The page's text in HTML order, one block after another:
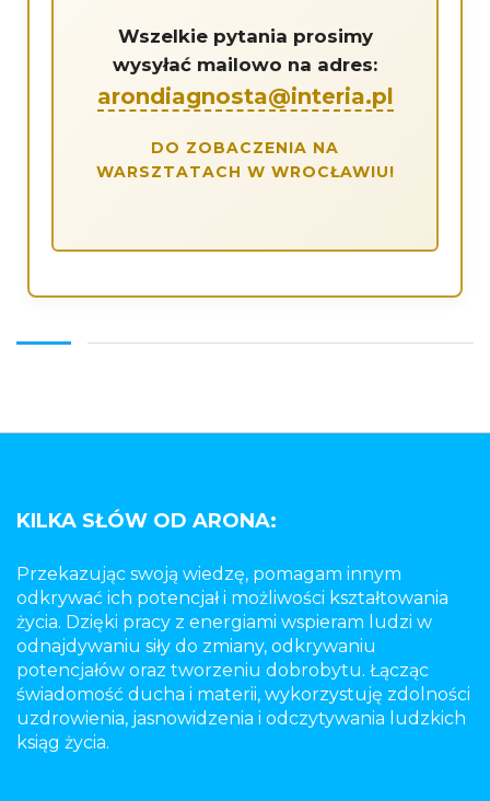
Wszelkie pytania prosimy
wysyłać mailowo na adres:
arondiagnosta@interia.pl
DO ZOBACZENIA NA
WARSZTATACH W WROCŁAWIU!
KILKA SŁÓW OD ARONA:
Przekazując swoją wiedzę, pomagam innym
odkrywać ich potencjał i możliwości kształtowania
życia. Dzięki pracy z energiami wspieram ludzi w
odnajdywaniu siły do zmiany, odkrywaniu
potencjałów oraz tworzeniu dobrobytu. Łącząc
świadomość ducha i materii, wykorzystuję zdolności
uzdrowienia, jasnowidzenia i odczytywania ludzkich
ksiąg życia.